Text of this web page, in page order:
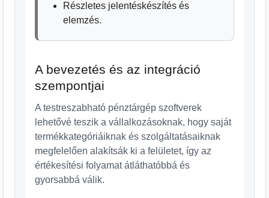
Részletes jelentéskészítés és
elemzés.
A bevezetés és az integráció
szempontjai
A testreszabható pénztárgép szoftverek
lehetővé teszik a vállalkozásoknak, hogy saját
termékkategóriáiknak és szolgáltatásaiknak
megfelelően alakítsák ki a felületet, így az
értékesítési folyamat átláthatóbbá és
gyorsabbá válik.